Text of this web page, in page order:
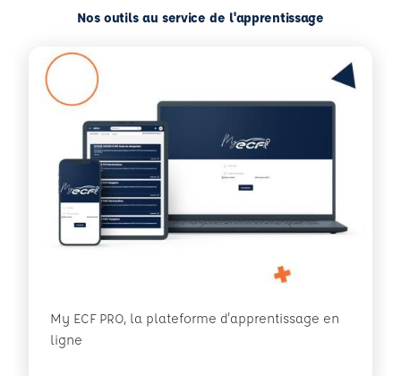
Nos outils au service de l'apprentissage
My ECF PRO, la plateforme d'apprentissage en
ligne